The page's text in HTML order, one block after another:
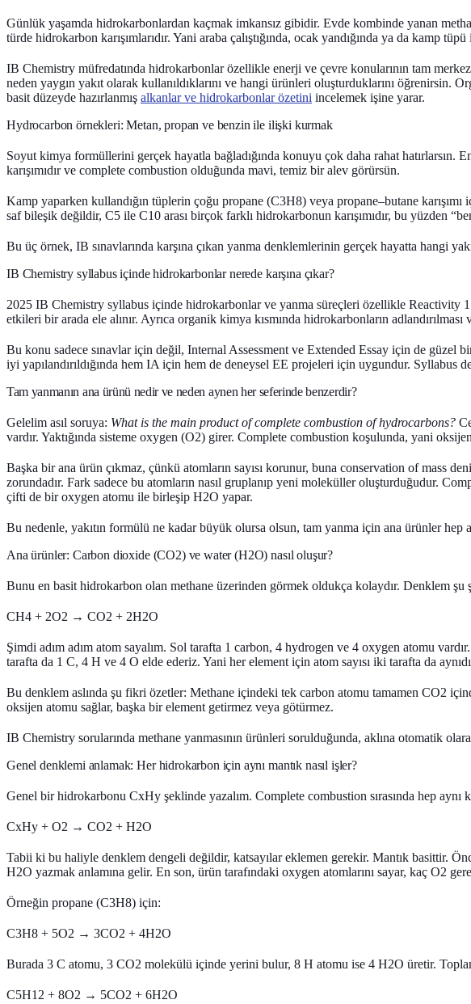
Günlük yaşamda hidrokarbonlardan kaçmak imkansız gibidir. Evde kombinde yanan
türde hidrokarbon karışımlarıdır. Yani araba çalıştığında, ocak yandığında ya da kamp
IB Chemistry müfredatında hidrokarbonlar özellikle enerji ve çevre konularının tam
neden yaygın yakıt olarak kullanıldıklarını ve hangi ürünleri oluşturduklarını öğrenirsin.
basit düzeyde hazırlanmış alkanlar ve hidrokarbonlar özetini incelemek işine yarar.
Hydrocarbon örnekleri: Metan, propan ve benzin ile ilişki kurmak
Soyut kimya formüllerini gerçek hayatla bağladığında konuyu çok daha rahat hatırlarsın.
karışımıdır ve complete combustion olduğunda mavi, temiz bir alev görürsün.
Kamp yaparken kullandığın tüplerin çoğu propane (C3H8) veya propane–butane
saf bileşik değildir, C5 ile C10 arası birçok farklı hidrokarbonun karışımıdır, bu yüzden
Bu üç örnek, IB sınavlarında karşına çıkan yanma denklemlerinin gerçek hayatta hangi
IB Chemistry syllabus içinde hidrokarbonlar nerede karşına çıkar?
2025 IB Chemistry syllabus içinde hidrokarbonlar ve yanma süreçleri özellikle Reactivity
etkileri bir arada ele alınır. Ayrıca organik kimya kısmında hidrokarbonların
Bu konu sadece sınavlar için değil, Internal Assessment ve Extended Essay için de güzel
iyi yapılandırıldığında hem IA için hem de deneysel EE projeleri için uygundur. Syllabus
Tam yanmanın ana ürünü nedir ve neden aynen her seferinde benzerdir?
Gelelim asıl soruya: What is the main product of complete combustion of hydrocarbons?
vardır. Yaktığında sisteme oxygen (O2) girer. Complete combustion koşulunda, yani
Başka bir ana ürün çıkmaz, çünkü atomların sayısı korunur, buna conservation of mass
zorundadır. Fark sadece bu atomların nasıl gruplanıp yeni moleküller oluşturduğudur.
çifti de bir oxygen atomu ile birleşip H2O yapar.
Bu nedenle, yakıtın formülü ne kadar büyük olursa olsun, tam yanma için ana ürünler hep
Ana ürünler: Carbon dioxide (CO2) ve water (H2O) nasıl oluşur?
Bunu en basit hidrokarbon olan methane üzerinden görmek oldukça kolaydır. Denklem şu
CH4 + 2O2 → CO2 + 2H2O
Şimdi adım adım atom sayalım. Sol tarafta 1 carbon, 4 hydrogen ve 4 oxygen atomu
tarafta da 1 C, 4 H ve 4 O elde ederiz. Yani her element için atom sayısı iki tarafta da
Bu denklem aslında şu fikri özetler: Methane içindeki tek carbon atomu tamamen CO2
oksijen atomu sağlar, başka bir element getirmez veya götürmez.
IB Chemistry sorularında methane yanmasının ürünleri sorulduğunda, aklına otomatik
Genel denklemi anlamak: Her hidrokarbon için aynı mantık nasıl işler?
Genel bir hidrokarbonu CxHy şeklinde yazalım. Complete combustion sırasında hep aynı
CxHy + O2 → CO2 + H2O
Tabii ki bu haliyle denklem dengeli değildir, katsayılar eklemen gerekir. Mantık basittir.
H2O yazmak anlamına gelir. En son, ürün tarafındaki oxygen atomlarını sayar, kaç O2
Örneğin propane (C3H8) için:
C3H8 + 5O2 → 3CO2 + 4H2O
Burada 3 C atomu, 3 CO2 molekülü içinde yerini bulur, 8 H atomu ise 4 H2O üretir.
C5H12 + 8O2 → 5CO2 + 6H2O